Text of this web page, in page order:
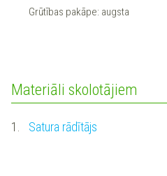
Grūtības pakāpe: augsta
Materiāli skolotājiem
1. Satura rādītājs